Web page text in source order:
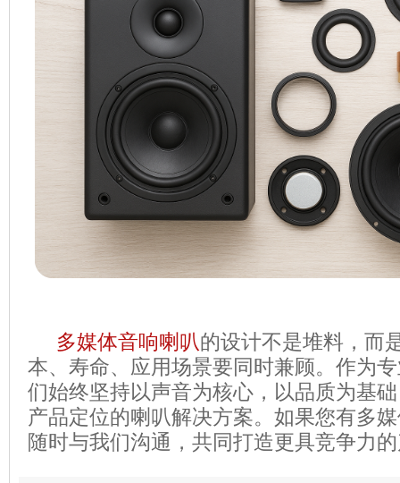
多媒体音响喇叭的设计不是堆料，而
本、寿命、应用场景要同时兼顾。作为
们始终坚持以声音为核心，以品质为基
产品定位的喇叭解决方案。如果您有多
随时与我们沟通，共同打造更具竞争力